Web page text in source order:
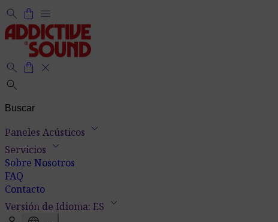
search shopping_bag menu
search shopping_bag close
search
Paneles Acústicos keyboard_arrow_down
Servicios keyboard_arrow_down
Sobre Nosotros
FAQ
Contacto
Versión de Idioma: ES keyboard_arrow_down